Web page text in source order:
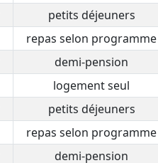
petits déjeuners
repas selon programme
demi-pension
logement seul
petits déjeuners
repas selon programme
demi-pension